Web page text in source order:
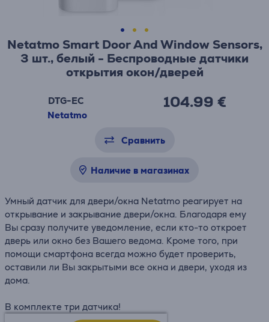
Netatmo Smart Door And Window Sensors,
3 шт., белый - Беспроводные датчики
открытия окон/дверей
DTG-EC
Netatmo
104.99 €
Сравнить
Наличие в магазинах
Умный датчик для двери/окна Netatmo реагирует на
открывание и закрывание двери/окна. Благодаря ему
Вы сразу получите уведомление, если кто-то откроет
дверь или окно без Вашего ведома. Кроме того, при
помощи смартфона всегда можно будет проверить,
оставили ли Вы закрытыми все окна и двери, уходя из
дома.
В комплекте три датчика!